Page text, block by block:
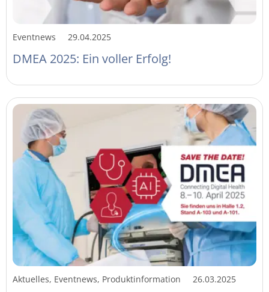
Eventnews 29.04.2025
DMEA 2025: Ein voller Erfolg!
Aktuelles, Eventnews, Produktinformation 26.03.2025